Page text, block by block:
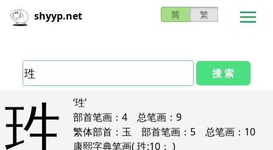
shyyp.net 简 繁
搜 索
珄
‘珄’
部首笔画： 4 总笔画： 9
繁体部首： 玉 部首笔画： 5 总笔画： 10
康熙字典笔画( 珄:10； )